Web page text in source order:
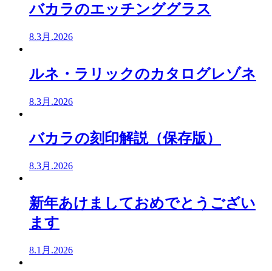
バカラのエッチンググラス
8.3月.2026
ルネ・ラリックのカタログレゾネ
8.3月.2026
バカラの刻印解説（保存版）
8.3月.2026
新年あけましておめでとうござい
ます
8.1月.2026